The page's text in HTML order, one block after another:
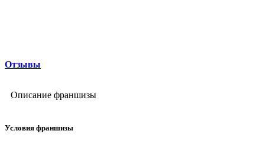
Отзывы
Описание франшизы
Условия франшизы